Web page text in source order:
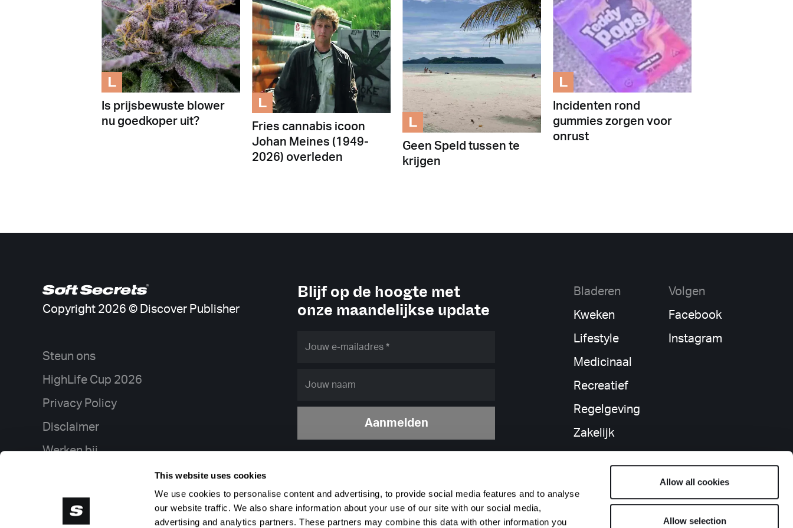
This website uses cookies
We use cookies to personalise content and advertising, to provide social media features and to analyse
our website traffic. We also share information about your use of our site with our social media,
advertising and analytics partners. These partners may combine this data with other information you
Allow all cookies
Allow selection
L
Is prijsbewuste blower
nu goedkoper uit?
L
Fries cannabis icoon
Johan Meines (1949-
2026) overleden
L
Geen Speld tussen te
krijgen
L
Incidenten rond
gummies zorgen voor
onrust
Copyright 2026 © Discover Publisher
Steun ons
HighLife Cup 2026
Privacy Policy
Disclaimer
Werken bij
RSS Feeds
Cookies wijzigen
Blijf op de hoogte met
onze maandelijkse update
Aanmelden
Bladeren
Kweken
Lifestyle
Medicinaal
Recreatief
Regelgeving
Zakelijk
Volgen
Facebook
Instagram